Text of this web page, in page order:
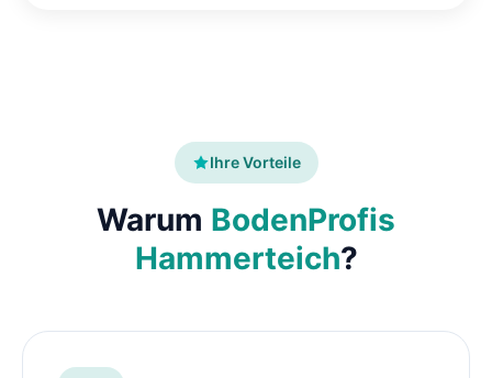
Ihre Vorteile
Warum BodenProfis
Hammerteich?